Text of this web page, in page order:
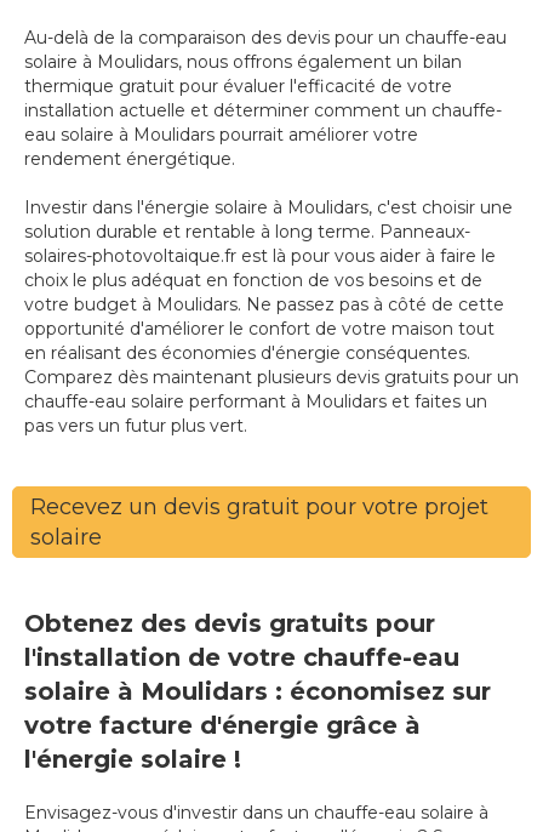
Au-delà de la comparaison des devis pour un chauffe-eau
solaire à Moulidars, nous offrons également un bilan
thermique gratuit pour évaluer l'efficacité de votre
installation actuelle et déterminer comment un chauffe-
eau solaire à Moulidars pourrait améliorer votre
rendement énergétique.
Investir dans l'énergie solaire à Moulidars, c'est choisir une
solution durable et rentable à long terme. Panneaux-
solaires-photovoltaique.fr est là pour vous aider à faire le
choix le plus adéquat en fonction de vos besoins et de
votre budget à Moulidars. Ne passez pas à côté de cette
opportunité d'améliorer le confort de votre maison tout
en réalisant des économies d'énergie conséquentes.
Comparez dès maintenant plusieurs devis gratuits pour un
chauffe-eau solaire performant à Moulidars et faites un
pas vers un futur plus vert.
Recevez un devis gratuit pour votre projet
solaire
Obtenez des devis gratuits pour
l'installation de votre chauffe-eau
solaire à Moulidars : économisez sur
votre facture d'énergie grâce à
l'énergie solaire !
Envisagez-vous d'investir dans un chauffe-eau solaire à